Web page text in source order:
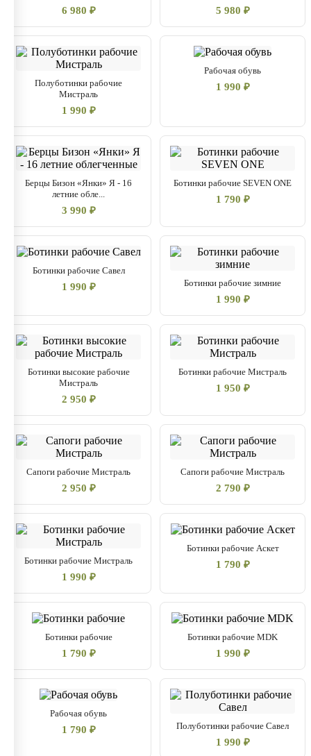
6 980 ₽ 5 980 ₽
Полуботинки рабочие
Мистраль
1 990 ₽
Рабочая обувь
1 990 ₽
Берцы Бизон «Янки» Я - 16
летние обле...
3 990 ₽
Ботинки рабочие SEVEN ONE
1 790 ₽
Ботинки рабочие Савел
1 990 ₽ Ботинки рабочие зимние
1 990 ₽
Ботинки высокие рабочие
Мистраль
2 950 ₽
Ботинки рабочие Мистраль
1 950 ₽
Сапоги рабочие Мистраль
2 950 ₽
Сапоги рабочие Мистраль
2 790 ₽
Ботинки рабочие Мистраль
1 990 ₽
Ботинки рабочие Аскет
1 790 ₽
Ботинки рабочие
1 790 ₽
Ботинки рабочие MDK
1 990 ₽
Рабочая обувь
1 790 ₽ Полуботинки рабочие Савел
1 990 ₽